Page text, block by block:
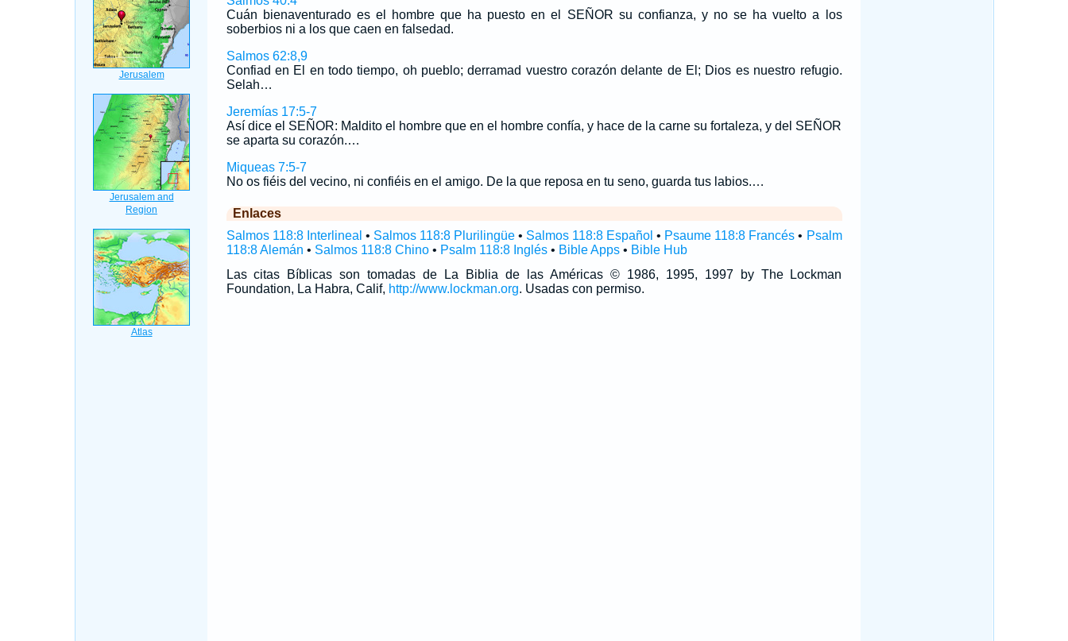
Cuán bienaventurado es el hombre que ha puesto en el SEÑOR su confianza, y no se ha vuelto a los
soberbios ni a los que caen en falsedad.
Salmos 62:8,9
Confiad en El en todo tiempo, oh pueblo; derramad vuestro corazón delante de El; Dios es nuestro refugio.
Selah…
Jeremías 17:5-7
Así dice el SEÑOR: Maldito el hombre que en el hombre confía, y hace de la carne su fortaleza, y del SEÑOR
se aparta su corazón.…
Miqueas 7:5-7
No os fiéis del vecino, ni confiéis en el amigo. De la que reposa en tu seno, guarda tus labios.…
Enlaces
Salmos 118:8 Interlineal • Salmos 118:8 Plurilingüe• Salmos 118:8 Español • Psaume 118:8 Francés • Psalm
118:8 Alemán • Salmos 118:8 Chino• Psalm 118:8 Inglés• Bible Apps• Bible Hub
Las citas Bíblicas son tomadas de La Biblia de las Américas © 1986, 1995, 1997 by The Lockman
Foundation, La Habra, Calif, http://www.lockman.org. Usadas con permiso.